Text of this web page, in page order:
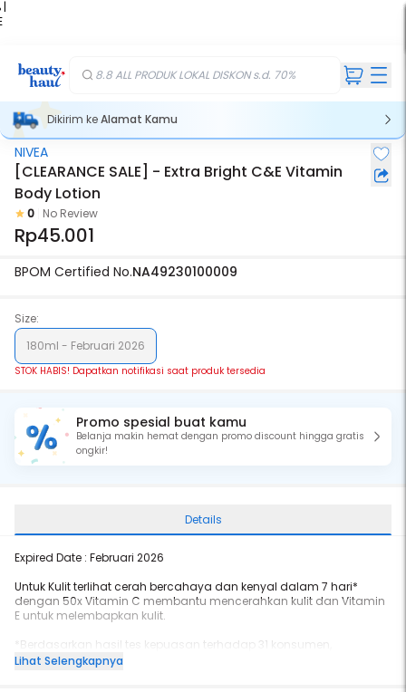
|
8.8 ALL PRODUK LOKAL DISKON s.d. 70%
Dikirim keAlamat Kamu
Stok Habis
NIVEA
[CLEARANCE SALE] - Extra Bright C&E Vitamin
Body Lotion
0 No Review
Rp45.001
BPOM Certified No.NA49230100009
Size:
180ml - Februari 2026
STOK HABIS! Dapatkan notifikasi saat produk tersedia
Promo spesial buat kamu
Belanja makin hemat dengan promo discount hingga gratis
ongkir!
Details
Expired Date : Februari 2026
Untuk Kulit terlihat cerah bercahaya dan kenyal dalam 7 hari*
dengan 50x Vitamin C membantu mencerahkan kulit dan Vitamin
E untuk melembapkan kulit.
*Berdasarkan hasil tes kepuasan terhadap 31 konsumen,
Spincontrol-Asia, Juni-July 2014
Lihat Selengkapnya